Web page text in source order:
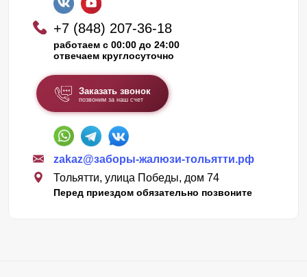
+7 (848) 207-36-18
работаем с 00:00 до 24:00
отвечаем круглосуточно
Заказать звонок
позвоним за наш счет
zakaz@заборы-жалюзи-тольятти.рф
Тольятти, улица Победы, дом 74
Перед приездом обязательно позвоните